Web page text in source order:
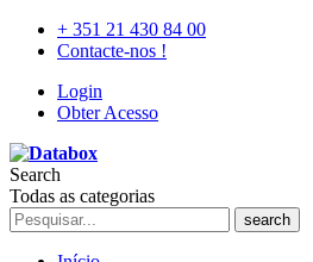
+ 351 21 430 84 00
Contacte-nos !
Login
Obter Acesso
Search
Todas as categorias
search